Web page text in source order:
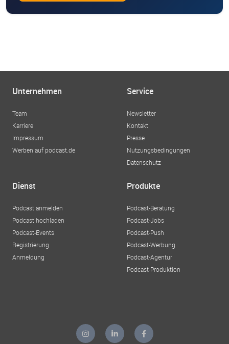
Unternehmen
Team
Karriere
Impressum
Werben auf podcast.de
Service
Newsletter
Kontakt
Presse
Nutzungsbedingungen
Datenschutz
Dienst
Podcast anmelden
Podcast hochladen
Podcast-Events
Registrierung
Anmeldung
Produkte
Podcast-Beratung
Podcast-Jobs
Podcast-Push
Podcast-Werbung
Podcast-Agentur
Podcast-Produktion